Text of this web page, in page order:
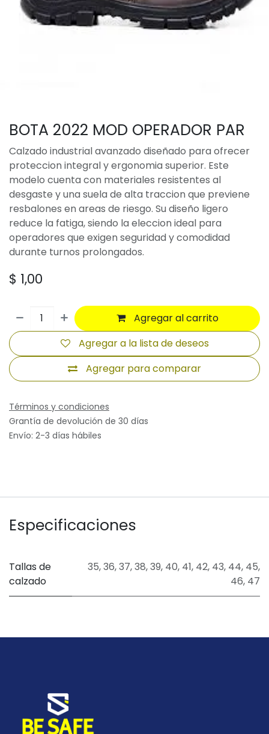
BOTA 2022 MOD OPERADOR PAR
Calzado industrial avanzado diseñado para ofrecer
proteccion integral y ergonomia superior. Este
modelo cuenta con materiales resistentes al
desgaste y una suela de alta traccion que previene
resbalones en areas de riesgo. Su diseño ligero
reduce la fatiga, siendo la eleccion ideal para
operadores que exigen seguridad y comodidad
durante turnos prolongados.
$ 1,00
Agregar al carrito
Agregar para comparar
Agregar a la lista de deseos
Términos y condiciones
Grantía de devolución de 30 días
Envío: 2-3 días hábiles
Especificaciones
Tallas de
calzado
35,36,37,38,39, 40, 41, 42, 43, 44, 45,
46, 47